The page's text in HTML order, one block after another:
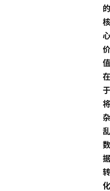
的
核
心
价
值
在
于
将
杂
乱
数
据
转
化